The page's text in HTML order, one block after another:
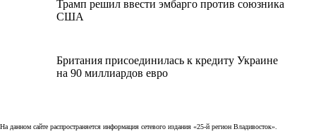
Трамп решил ввести эмбарго против союзника
США
Британия присоединилась к кредиту Украине
на 90 миллиардов евро
На данном сайте распространяется информация сетевого издания «25-й регион Владивосток».